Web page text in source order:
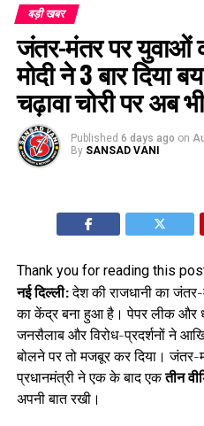
बड़ी खबर
जंतर-मंतर पर युवाओं
मोदी ने 3 बार दिया
चढ़ावा चोरी पर अब
Published 6 days ago on
By SANSAD VANI
Thank you for reading this
नई दिल्ली:देश की राजधानी का
का केंद्र बना हुआ है। पेपर लीक और
जनसैलाब और विरोध-प्रदर्शनों ने
बोलने पर तो मजबूर कर दिया।
प्रधानमंत्री ने एक के बाद एकतीन
अपनी बात रखी।